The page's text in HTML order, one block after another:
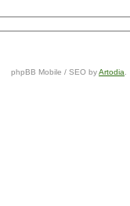
phpBB Mobile / SEO byArtodia